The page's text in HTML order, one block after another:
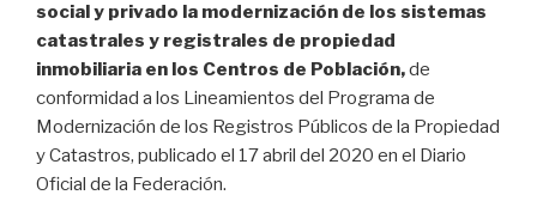
social y privado la modernización de los sistemas
catastrales y registrales de propiedad
inmobiliaria en los Centros de Población,de
conformidad a los Lineamientos del Programa de
Modernización de los Registros Públicos de la Propiedad
y Catastros, publicado el 17 abril del 2020 en el Diario
Oficial de la Federación.